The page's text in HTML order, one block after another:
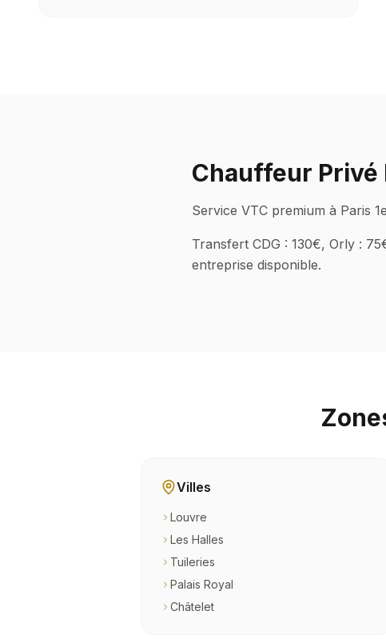
Chauffeur Privé
Service VTC premium à Paris
Transfert CDG : 130€, Orly :
entreprise disponible.
Villes
Louvre
Les Halles
Tuileries
Palais Royal
Châtelet